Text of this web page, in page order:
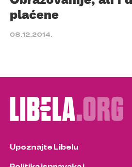
plaćene
08.12.2014.
Upoznajte Libelu